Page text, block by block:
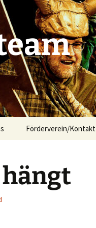
Förderverein/Kontakt